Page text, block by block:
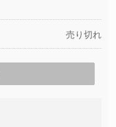
売り切れ